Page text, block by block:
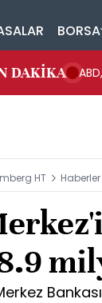
BORSA
DAKİKA
HT Haberler